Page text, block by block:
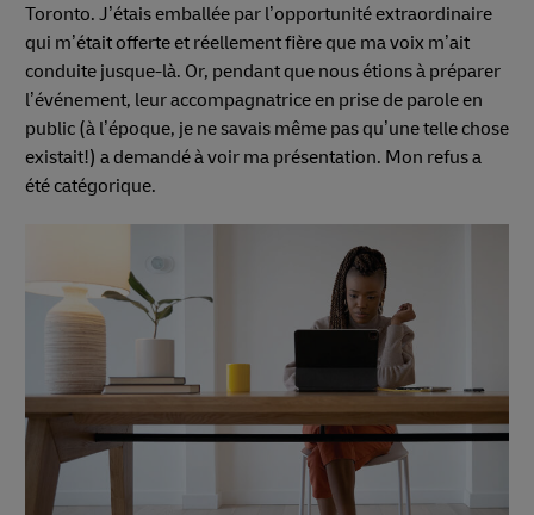
Toronto. J’étais emballée par l’opportunité extraordinaire
qui m’était offerte et réellement fière que ma voix m’ait
conduite jusque-là. Or, pendant que nous étions à préparer
l’événement, leur accompagnatrice en prise de parole en
public (à l’époque, je ne savais même pas qu’une telle chose
existait!) a demandé à voir ma présentation. Mon refus a
été catégorique.